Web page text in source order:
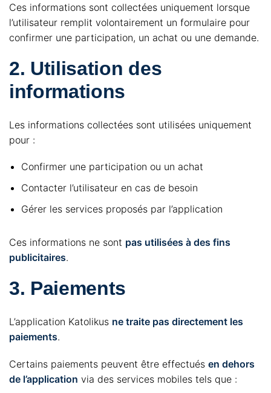
Ces informations sont collectées uniquement lorsque
l’utilisateur remplit volontairement un formulaire pour
confirmer une participation, un achat ou une demande.
2. Utilisation des
informations
Les informations collectées sont utilisées uniquement
pour :
Confirmer une participation ou un achat
Contacter l’utilisateur en cas de besoin
Gérer les services proposés par l’application
Ces informations ne sont pas utilisées à des fins
publicitaires.
3. Paiements
L’application Katolikus ne traite pas directement les
paiements.
Certains paiements peuvent être effectués en dehors
de l’application via des services mobiles tels que :